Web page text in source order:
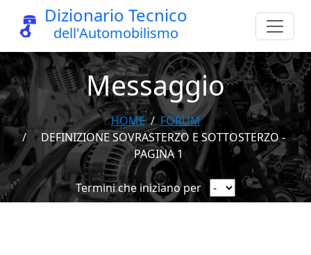
Dizionario Tecnico
dell'Automobilismo
Messaggio
HOME
FORUM
DEFINIZIONE SOVRASTERZO E SOTTOSTERZO -
PAGINA 1
Termini che iniziano per